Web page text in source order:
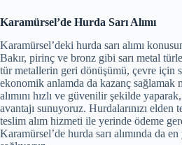
Karamürsel’de Hurda Sarı Alımı
Karamürsel’deki hurda sarı alımı
Bakır, pirinç ve bronz gibi sarı metal
tür metallerin geri dönüşümü, çevre için
ekonomik anlamda da kazanç sağlamak
alımını hızlı ve güvenilir şekilde
avantajı sunuyoruz. Hurdalarınızı elden
teslim alım hizmeti ile yerinde ödeme
Karamürsel’de hurda sarı alımında da